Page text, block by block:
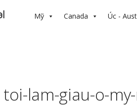
Mỹ Canada Úc -
toi-lam-giau-o-